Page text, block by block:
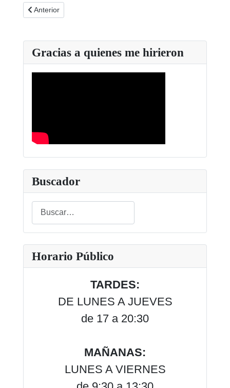
Artículo anterior: Mesa Inagural del XXVIII Congreso de
Anterior
Gracias a quienes me hirieron
Buscador
Buscar
Type 2 or more characters for results.
Horario Público
TARDES:
DE LUNES A JUEVES
de 17 a 20:30
MAÑANAS:
LUNES A VIERNES